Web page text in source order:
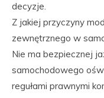
decyzje.
Z jakiej przyczyny
zewnętrznego w
Nie ma bezpiecznej
samochodowego
regułami prawnymi